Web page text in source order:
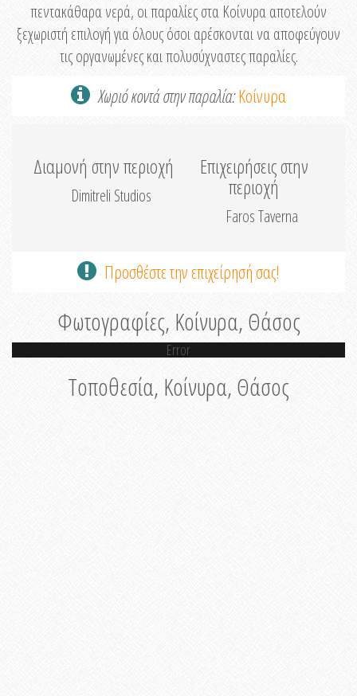
πεντακάθαρα νερά, οι παραλίες στα Κοίνυρα αποτελούν
ξεχωριστή επιλογή για όλους όσοι αρέσκονται να αποφεύγουν
τις οργανωμένες και πολυσύχναστες παραλίες.
Χωριό κοντά στην παραλία:Κοίνυρα
Διαμονή στην περιοχή
Dimitreli Studios
Επιχειρήσεις στην
περιοχή
Faros Taverna
Προσθέστε την επιχείρησή σας!
Φωτογραφίες, Κοίνυρα, Θάσος
Error
Τοποθεσία, Κοίνυρα, Θάσος